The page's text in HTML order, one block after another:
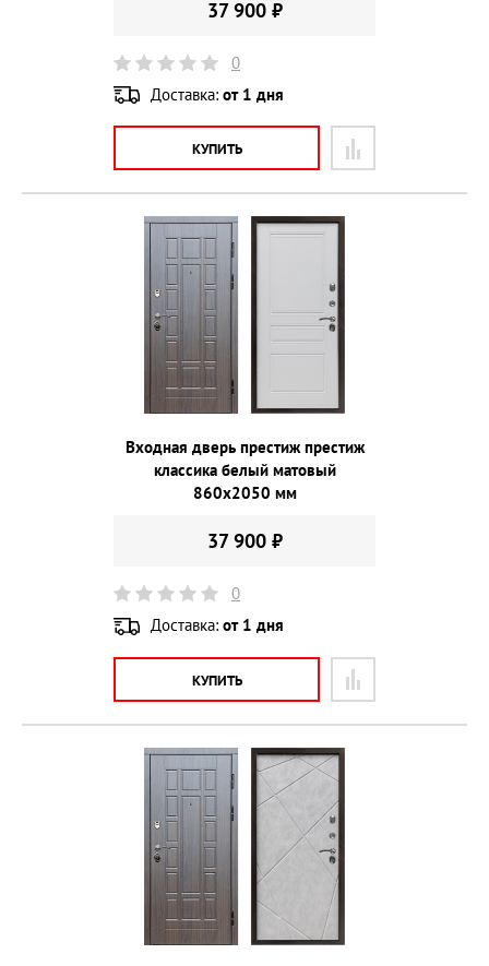
37 900 ₽
0
Доставка: от 1 дня
КУПИТЬ
Входная дверь престиж престиж
классика белый матовый
860х2050 мм
37 900 ₽
0
Доставка: от 1 дня
КУПИТЬ